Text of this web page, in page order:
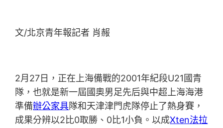
文/北京青年報記者 肖赧
2月27日，正在上海備戰的2001年紀段U21國青
隊，也就是新一屆國奧男足先后與中超上海海港
準備辦公家具隊和天津津門虎隊停止了熱身賽，
成果分辨以2比0取勝、0比1小負。以成Xten法拉